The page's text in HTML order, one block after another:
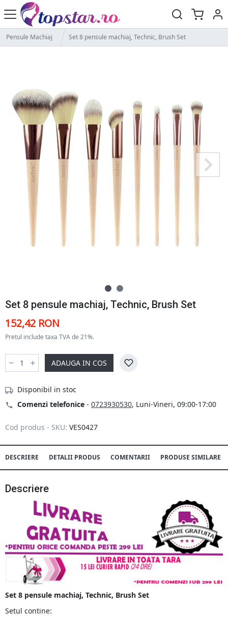
Pensule Machiaj Set 8 pensule machiaj, Technic, Brush Set
Set 8 pensule machiaj, Technic, Brush Set
152,42 RON
Pretul include taxa TVA de 21%.
ADAUGA IN COS
Disponibil in stoc
Comenzi telefonice - 0723930530, Luni-Vineri, 09:00-17:00
Cod produs - SKU: VES0427
DESCRIERE DETALII PRODUS COMENTARII PRODUSE SIMILARE
Descriere
Set 8 pensule machiaj, Technic, Brush Set
Setul contine: